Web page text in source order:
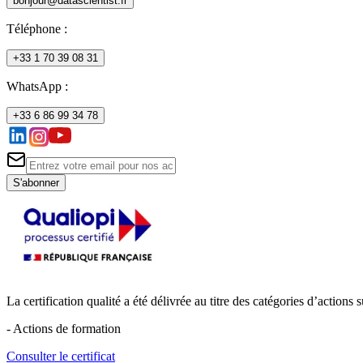
Téléphone :
+33 1 70 39 08 31
WhatsApp :
+33 6 86 99 34 78
S'abonner
La certification qualité a été délivrée au titre des catégories d’actions
- Actions de formation
Consulter le certificat